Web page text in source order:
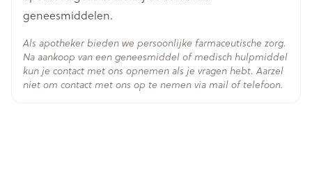
geneesmiddelen.
Als apotheker bieden we persoonlijke farmaceutische zorg.
Na aankoop van een geneesmiddel of medisch hulpmiddel
kun je contact met ons opnemen als je vragen hebt. Aarzel
niet om contact met ons op te nemen via mail of telefoon.